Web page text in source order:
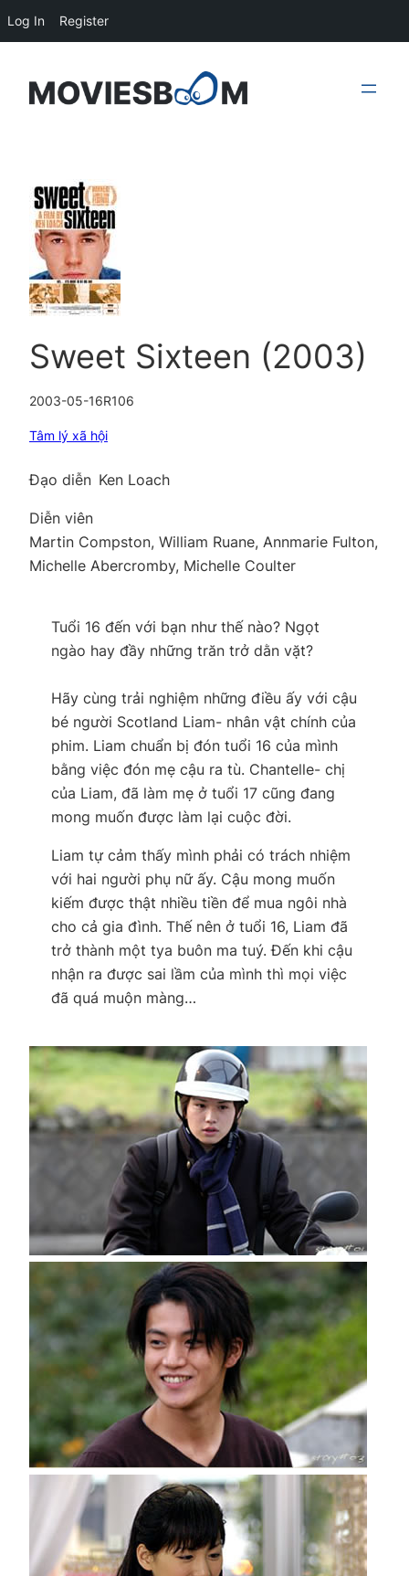
content
Sweet Sixteen (2003)
2003-05-16R106
Tâm lý xã hội
Đạo diễn Ken Loach
Diễn viên
Martin Compston, William Ruane, Annmarie Fulton,
Michelle Abercromby, Michelle Coulter
Tuổi 16 đến với bạn như thế nào? Ngọt
ngào hay đầy những trăn trở dằn vặt?
Hãy cùng trải nghiệm những điều ấy với cậu
bé người Scotland Liam- nhân vật chính của
phim. Liam chuẩn bị đón tuổi 16 của mình
bằng việc đón mẹ cậu ra tù. Chantelle- chị
của Liam, đã làm mẹ ở tuổi 17 cũng đang
mong muốn được làm lại cuộc đời.
Liam tự cảm thấy mình phải có trách nhiệm
với hai người phụ nữ ấy. Cậu mong muốn
kiếm được thật nhiều tiền để mua ngôi nhà
cho cả gia đình. Thế nên ở tuổi 16, Liam đã
trở thành một tya buôn ma tuý. Đến khi cậu
nhận ra được sai lầm của mình thì mọi việc
đã quá muộn màng…
Log In Register